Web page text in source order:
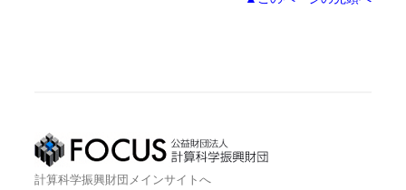
計算科学振興財団メインサイトへ